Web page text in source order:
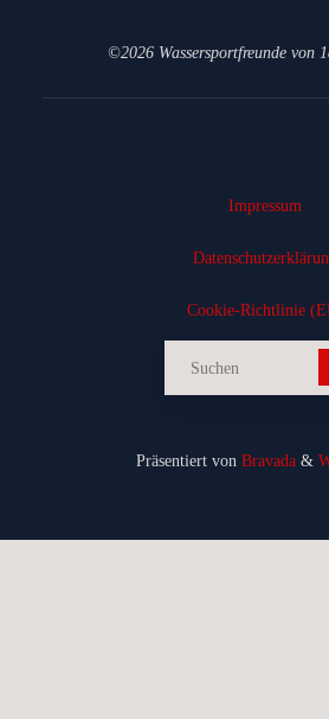
©2026 Wassersportfreunde von
Impressum
Cookie-Richtlinie
Präsentiert von Bravada &